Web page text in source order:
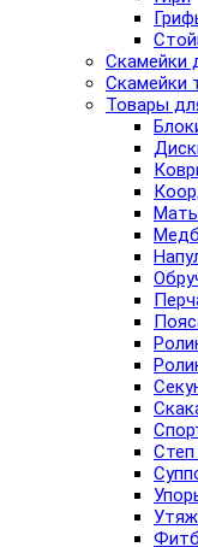
Скамейки
Скамейки
Товары